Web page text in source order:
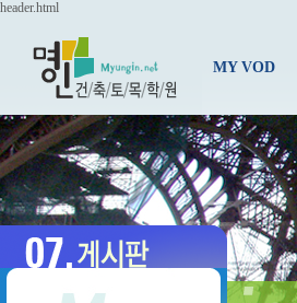
header.html
MY VOD